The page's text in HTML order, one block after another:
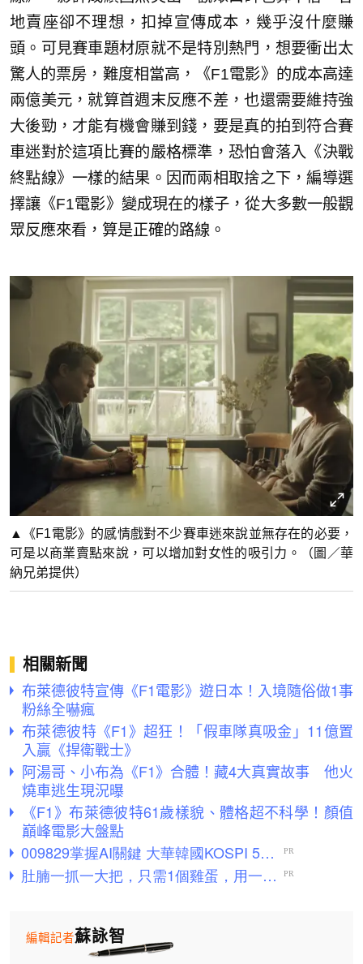
地賣座卻不理想，扣掉宣傳成本，幾乎沒什麼賺
頭。可見賽車題材原就不是特別熱門，想要衝出太
驚人的票房，難度相當高，《F1電影》的成本高達
兩億美元，就算首週末反應不差，也還需要維持強
大後勁，才能有機會賺到錢，要是真的拍到符合賽
車迷對於這項比賽的嚴格標準，恐怕會落入《決戰
終點線》一樣的結果。因而兩相取捨之下，編導選
擇讓《F1電影》變成現在的樣子，從大多數一般觀
眾反應來看，算是正確的路線。
▲《F1電影》的感情戲對不少賽車迷來說並無存在的必要，
可是以商業賣點來說，可以增加對女性的吸引力。（圖／華
納兄弟提供）
相關新聞
布萊德彼特宣傳《F1電影》遊日本！入境隨俗做1事
粉絲全嚇瘋
布萊德彼特《F1》超狂！「假車隊真吸金」11億置
入贏《捍衛戰士》
阿湯哥、小布為《F1》合體！藏4大真實故事 他火
燒車逃生現況曝
《F1》布萊德彼特61歲樣貌、體格超不科學！顏值
巔峰電影大盤點
蘇詠智
編輯記者